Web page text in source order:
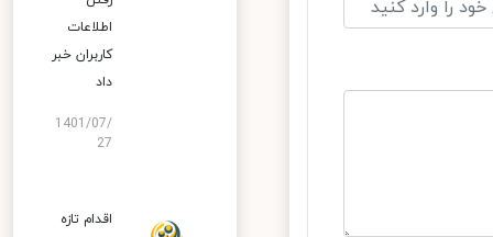
اطلاعات
کاربران خبر
داد
1401/07/
27
اقدام تازه